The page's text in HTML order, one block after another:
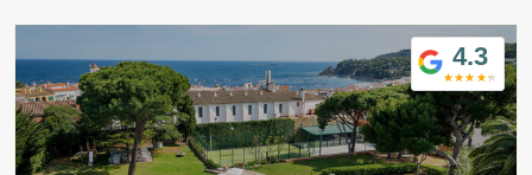
4.3